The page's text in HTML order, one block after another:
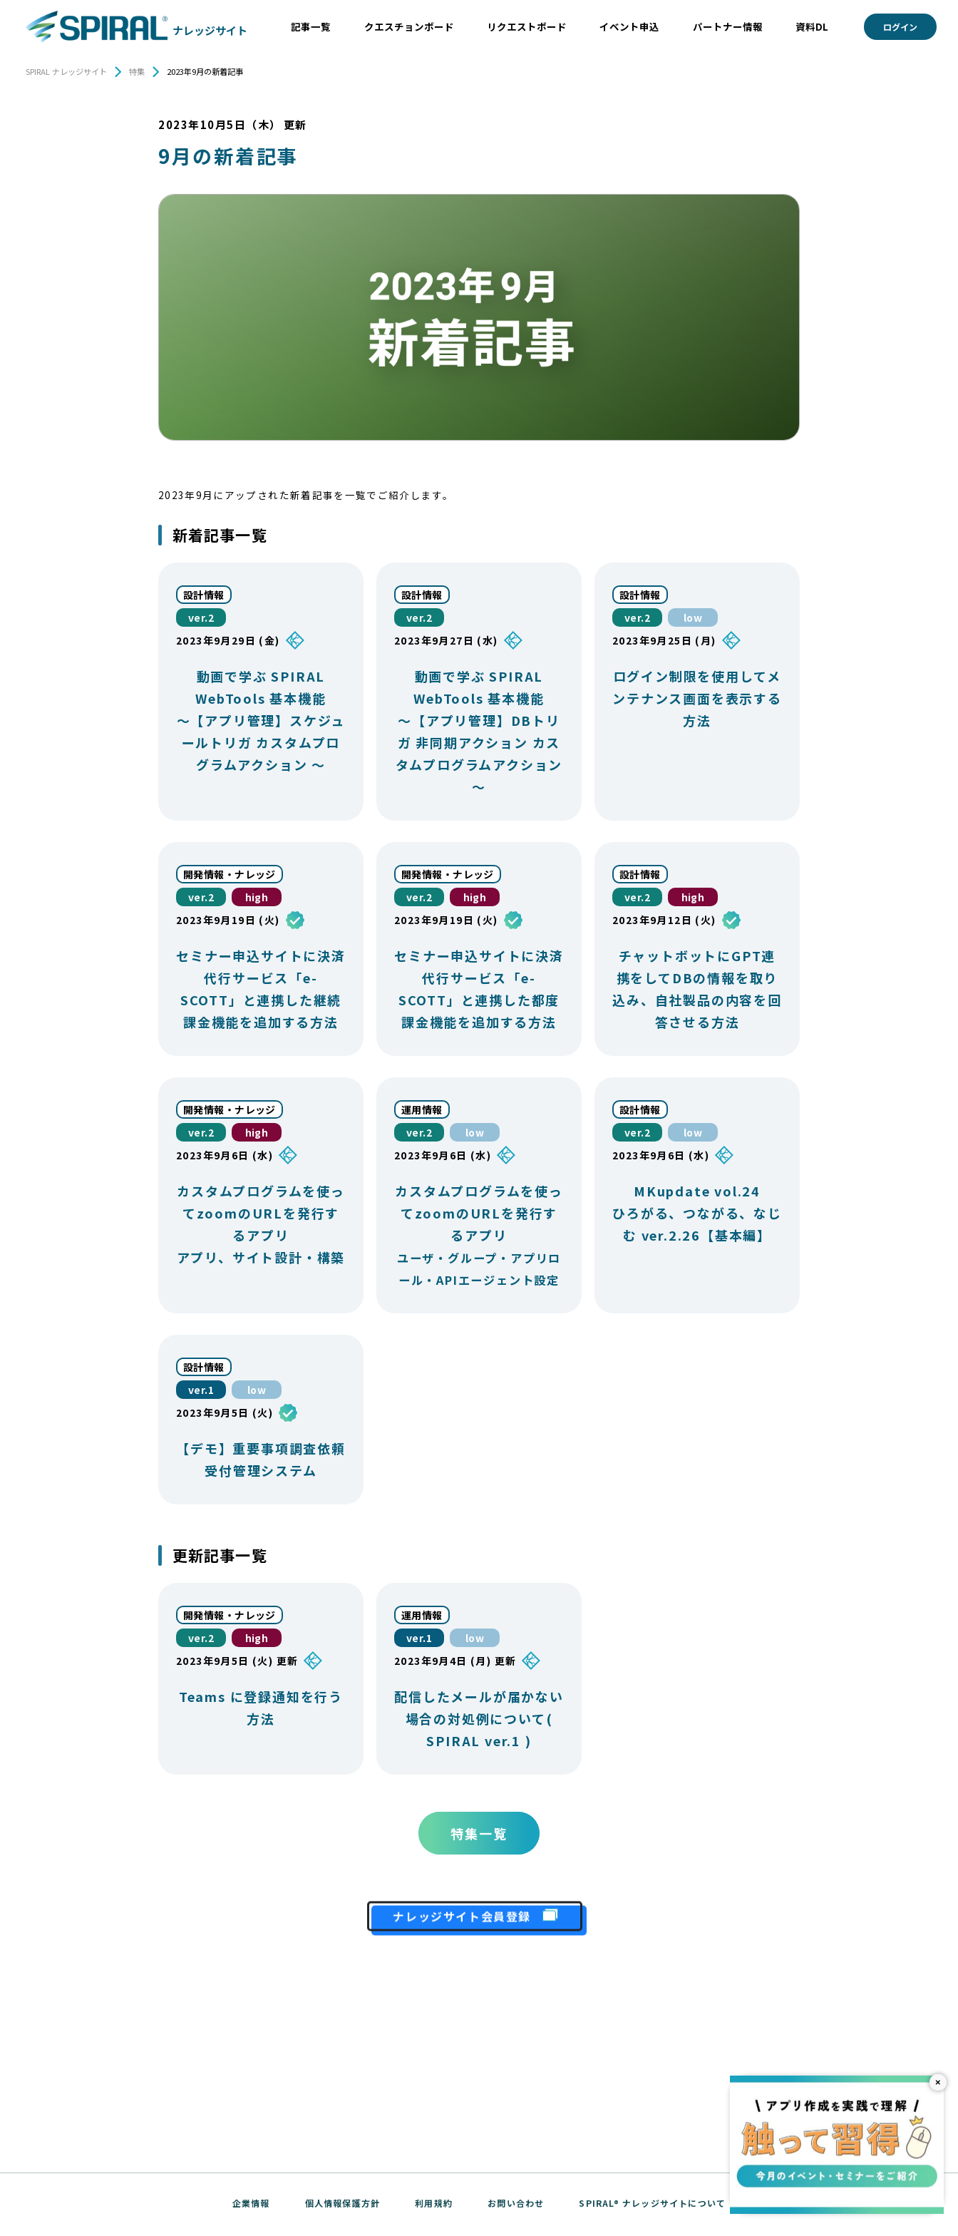
ナレッジサイト 記事一覧
設計情報
クエスチョンボード リクエストボード イベント申込 パートナー情報 資料DL ログイン
SPIRAL ナレッジサイト 特集 2023年9月の新着記事
2023年10月5日（木） 更新
9月の新着記事
2023年9月にアップされた新着記事を一覧でご紹介します。
新着記事一覧
設計情報
ver.2
2023年9月29日 (金)
動画で学ぶ SPIRAL
WebTools 基本機能
～【アプリ管理】スケジュ
ールトリガ カスタムプロ
グラムアクション ～
設計情報
ver.2
2023年9月27日 (水)
動画で学ぶ SPIRAL
WebTools 基本機能
～【アプリ管理】DBトリ
ガ 非同期アクション カス
タムプログラムアクション
～
設計情報
ver.2
low
2023年9月25日 (月)
ログイン制限を使用してメ
ンテナンス画面を表示する
方法
開発情報・ナレッジ
ver.2
high
2023年9月19日 (火)
セミナー申込サイトに決済
代行サービス「e-
SCOTT」と連携した継続
課金機能を追加する方法
開発情報・ナレッジ
ver.2
high
2023年9月19日 (火)
セミナー申込サイトに決済
代行サービス「e-
SCOTT」と連携した都度
課金機能を追加する方法
設計情報
ver.2
high
2023年9月12日 (火)
チャットボットにGPT連
携をしてDBの情報を取り
込み、自社製品の内容を回
答させる方法
開発情報・ナレッジ
ver.2
high
2023年9月6日 (水)
カスタムプログラムを使っ
てzoomのURLを発行す
るアプリ
アプリ、サイト設計・構築
運用情報
ver.2
low
2023年9月6日 (水)
カスタムプログラムを使っ
てzoomのURLを発行す
るアプリ
ユーザ・グループ・アプリロ
ール・APIエージェント設定
設計情報
ver.2
low
2023年9月6日 (水)
MKupdate vol.24
ひろがる、つながる、なじ
む ver.2.26【基本編】
設計情報
ver.1
low
2023年9月5日 (火)
【デモ】重要事項調査依頼
受付管理システム
更新記事一覧
開発情報・ナレッジ
ver.2
high
2023年9月5日 (火) 更新
Teams に登録通知を行う
方法
運用情報
ver.1
low
2023年9月4日 (月) 更新
配信したメールが届かない
場合の対処例について(
SPIRAL ver.1 )
特集一覧
ナレッジサイト会員登録
企業情報 個人情報保護方針 利用規約 お問い合わせ SPIRAL® ナレッジサイトについて
×